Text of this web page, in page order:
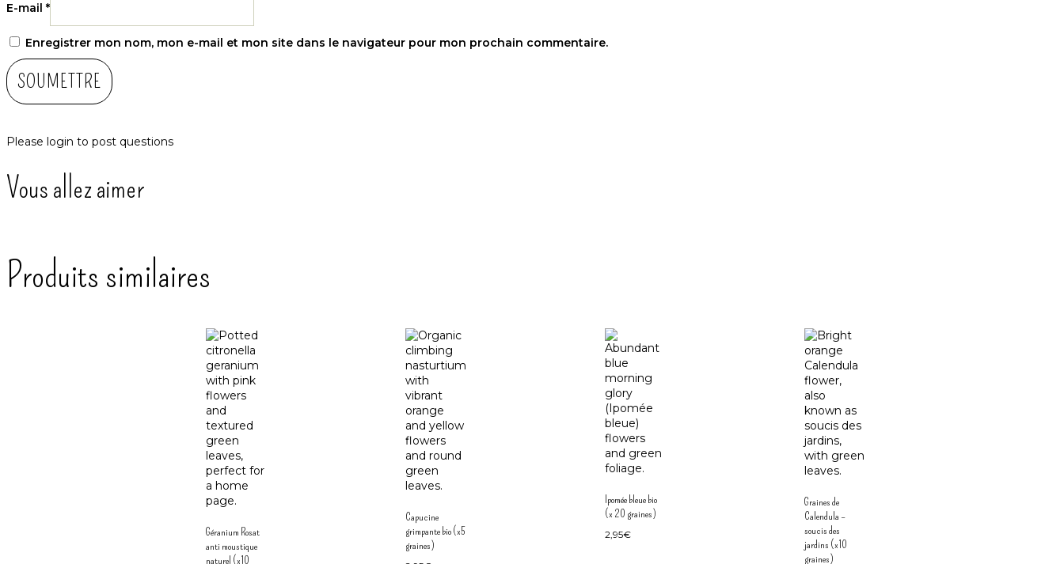
À télécharger gratuitement :
Fiche de culture
E-mail *
Enregistrer mon nom, mon e-mail et mon site dans le navigateur pour mon prochain commentaire.
Please login to post questions
Vous allez aimer
Produits similaires
Géranium Rosat
anti moustique
naturel (x10
Capucine
grimpante bio (x5
graines)
Ipomée bleue bio
(x 20 graines)
2,95€
Graines de
Calendula –
soucis des
jardins (x10
graines)